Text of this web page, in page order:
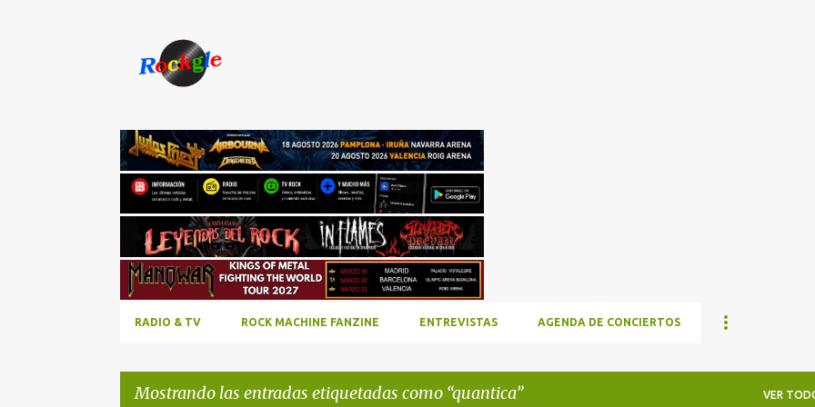
RADIO & TV ROCK MACHINE FANZINE ENTREVISTAS AGENDA DE CONCIERTOS
Mostrando las entradas etiquetadas como quantica VER